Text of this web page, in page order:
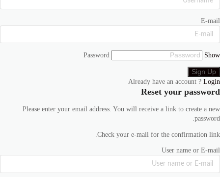
E-mail
Password Show
Already have an account ? Login
Reset your password
Please enter your email address. You will receive a link to create a new
password.
Check your e-mail for the confirmation link.
User name or E-mail